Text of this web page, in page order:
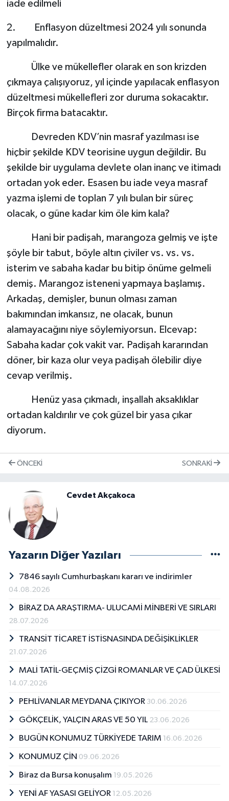
iade edilmeli
2. Enflasyon düzeltmesi 2024 yılı sonunda
yapılmalıdır.
Ülke ve mükellefler olarak en son krizden
çıkmaya çalışıyoruz, yıl içinde yapılacak enflasyon
düzeltmesi mükellefleri zor duruma sokacaktır.
Birçok firma batacaktır.
Devreden KDV’nin masraf yazılması ise
hiçbir şekilde KDV teorisine uygun değildir. Bu
şekilde bir uygulama devlete olan inanç ve itimadı
ortadan yok eder. Esasen bu iade veya masraf
yazma işlemi de toplan 7 yılı bulan bir süreç
olacak, o güne kadar kim öle kim kala?
Hani bir padişah, marangoza gelmiş ve işte
şöyle bir tabut, böyle altın çiviler vs. vs. vs.
isterim ve sabaha kadar bu bitip önüme gelmeli
demiş. Marangoz isteneni yapmaya başlamış.
Arkadaş, demişler, bunun olması zaman
bakımından imkansız, ne olacak, bunun
alamayacağını niye söylemiyorsun. Elcevap:
Sabaha kadar çok vakit var. Padişah kararından
döner, bir kaza olur veya padişah ölebilir diye
cevap verilmiş.
Henüz yasa çıkmadı, inşallah aksaklıklar
ortadan kaldırılır ve çok güzel bir yasa çıkar
diyorum.
ÖNCEKI SONRAKI
Cevdet Akçakoca
Yazarın Diğer Yazıları
7846 sayılı Cumhurbaşkanı kararı ve indirimler
04.08.2026
BİRAZ DA ARAŞTIRMA- ULUCAMİ MİNBERİ VE SIRLARI
28.07.2026
TRANSİT TİCARET İSTİSNASINDA DEĞİŞİKLİKLER
21.07.2026
MALİ TATİL-GEÇMİŞ ÇİZGİ ROMANLAR VE ÇAD ÜLKESİ
14.07.2026
PEHLİVANLAR MEYDANA ÇIKIYOR 30.06.2026
GÖKÇELİK, YALÇIN ARAS VE 50 YIL 23.06.2026
BUGÜN KONUMUZ TÜRKİYEDE TARIM 16.06.2026
KONUMUZ ÇİN 09.06.2026
Biraz da Bursa konuşalım 19.05.2026
YENİ AF YASASI GELİYOR 12.05.2026